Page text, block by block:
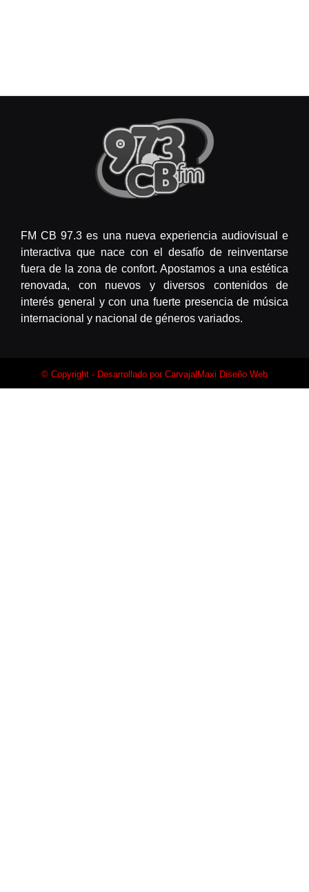
FM CB 97.3 es una nueva experiencia audiovisual e
interactiva que nace con el desafío de reinventarse
fuera de la zona de confort. Apostamos a una estética
renovada, con nuevos y diversos contenidos de
interés general y con una fuerte presencia de música
internacional y nacional de géneros variados.
© Copyright - Desarrollado por CarvajalMaxi Diseño Web